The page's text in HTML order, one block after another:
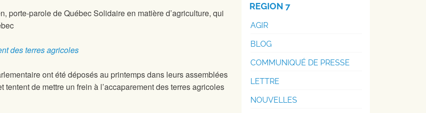
porte-parole de Québec Solidaire en matière d’agriculture, qui
des terres agricoles
ont été déposés au printemps dans leurs assemblées
de mettre un frein à l’accaparement des terres agricoles
REGION 7
AGIR
BLOG
COMMUNIQUÉ DE PRESSE
LETTRE
NOUVELLES